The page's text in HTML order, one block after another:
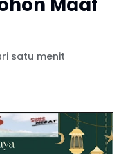
satu menit